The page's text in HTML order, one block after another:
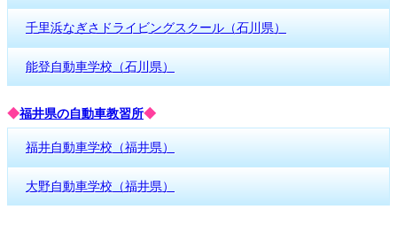
千里浜なぎさドライビングスクール（石川県）
能登自動車学校（石川県）
◆福井県の自動車教習所◆
福井自動車学校（福井県）
大野自動車学校（福井県）